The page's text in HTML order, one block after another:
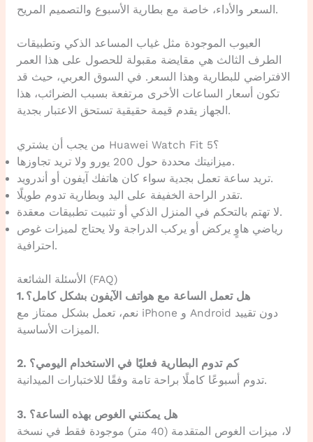
السعر والأداء، خاصة مع بطارية الأسبوع والتصميم المريح.
العيوب الموجودة مثل غياب المساعد الذكي وتطبيقات
الطرف الثالث هي مقايضة مقبولة للحصول على هذا العمر
الافتراضي للبطارية وهذا السعر. في السوق العربي، حيث قد
تكون أسعار الساعات الأخرى مرتفعة بسبب الضرائب، هذا
الجهاز يقدم قيمة حقيقية تستحق الاعتبار بجدية.
من يجب أن يشتري Huawei Watch Fit 5؟
ميزانيتك محددة حول 200 يورو ولا تريد تجاوزها.
تريد ساعة تعمل بجدية سواء كان هاتفك آيفون أو أندرويد.
تقدر الراحة الخفيفة على اليد وبطارية تدوم طويلًا.
لا تهتم بالتحكم في المنزل الذكي أو تثبيت تطبيقات معقدة.
رياضي هاوٍ يركض أو يركب الدراجة ولا يحتاج لميزات غوص
احترافية.
الأسئلة الشائعة (FAQ)
1. هل تعمل الساعة مع هواتف الآيفون بشكل كامل؟
نعم، تعمل بشكل ممتاز مع iPhone و Android دون تقييد
الميزات الأساسية.
2. كم تدوم البطارية فعليًا في الاستخدام اليومي؟
تدوم أسبوعًا كاملًا براحة تامة وفقًا للاختبارات الميدانية.
3. هل يمكنني الغوص بهذه الساعة؟
لا، ميزات الغوص المتقدمة (40 متر) موجودة فقط في نسخة